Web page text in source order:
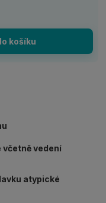
košíku
vedení
atypické